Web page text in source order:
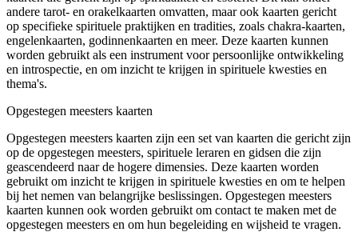
andere tarot- en orakelkaarten omvatten, maar ook kaarten gericht
op specifieke spirituele praktijken en tradities, zoals chakra-kaarten,
engelenkaarten, godinnenkaarten en meer. Deze kaarten kunnen
worden gebruikt als een instrument voor persoonlijke ontwikkeling
en introspectie, en om inzicht te krijgen in spirituele kwesties en
thema's.
Opgestegen meesters kaarten
Opgestegen meesters kaarten zijn een set van kaarten die gericht zijn
op de opgestegen meesters, spirituele leraren en gidsen die zijn
geascendeerd naar de hogere dimensies. Deze kaarten worden
gebruikt om inzicht te krijgen in spirituele kwesties en om te helpen
bij het nemen van belangrijke beslissingen. Opgestegen meesters
kaarten kunnen ook worden gebruikt om contact te maken met de
opgestegen meesters en om hun begeleiding en wijsheid te vragen.